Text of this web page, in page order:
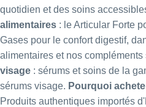
quotidien et des soins
alimentaires : leArticular Forte
Gases pour le confort digestif,
alimentaires et nos compléments
visage : sérums et soins de la
sérums visage. Pourquoi
Produits authentiques importés